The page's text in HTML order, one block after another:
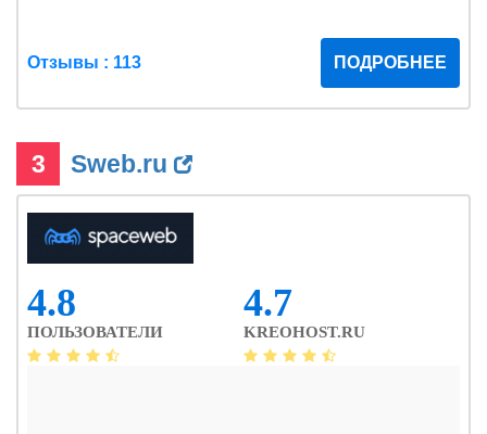
Отзывы : 113 ПОДРОБНЕЕ
3 Sweb.ru
4.8
ПОЛЬЗОВАТЕЛИ
4.7
KREOHOST.RU